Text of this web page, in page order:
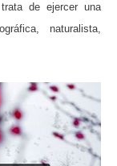
de ejercer una
naturalista,